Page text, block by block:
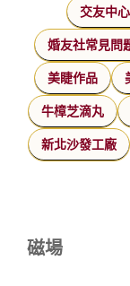
交友中
婚友社常見問
美睫作品
牛樟芝滴丸
新北沙發工廠
磁場